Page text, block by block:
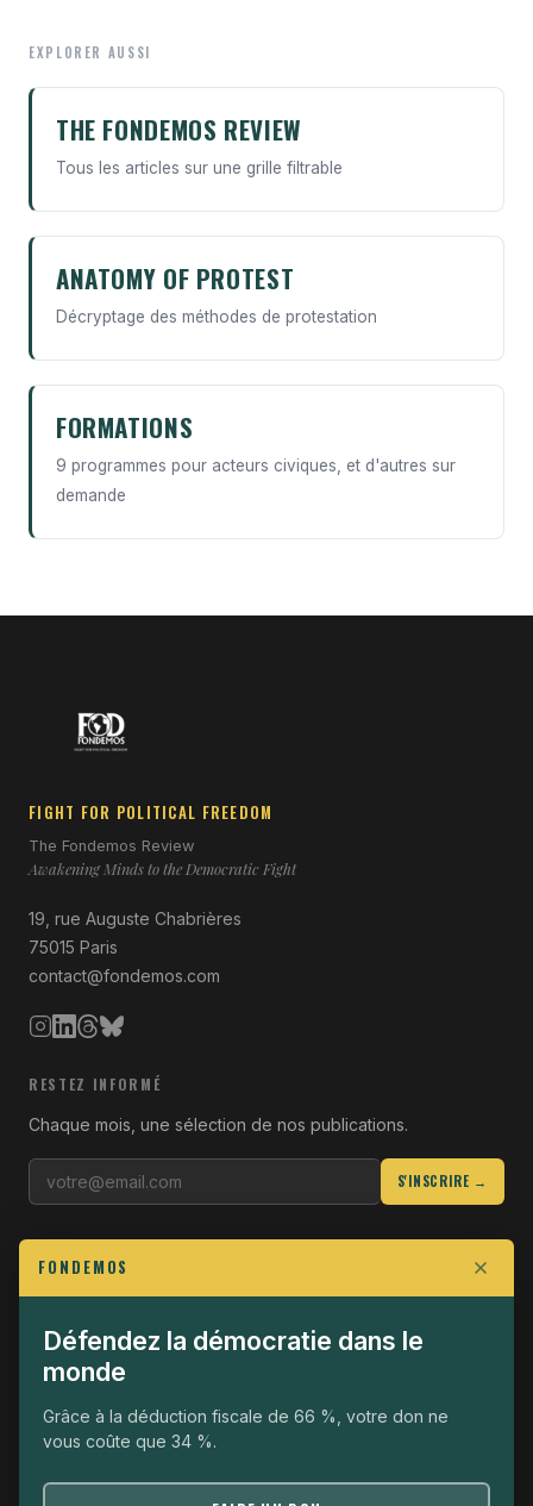
EXPLORER AUSSI
THE FONDEMOS REVIEW
Tous les articles sur une grille filtrable
ANATOMY OF PROTEST
Décryptage des méthodes de protestation
FORMATIONS
9 programmes pour acteurs civiques, et d'autres sur
demande
FIGHT FOR POLITICAL FREEDOM
The Fondemos Review
Awakening Minds to the Democratic Fight
19, rue Auguste Chabrières
75015 Paris
contact@fondemos.com
RESTEZ INFORMÉ
Chaque mois, une sélection de nos publications.
S'INSCRIRE →
Qui sommes-nous
Join the Fight
Opérationnel
The Fondemos Review
Mentions légales
Politique de confidentialité
FONDEMOS
Défendez la démocratie dans le
monde
Grâce à la déduction fiscale de 66 %, votre don ne
vous coûte que 34 %.